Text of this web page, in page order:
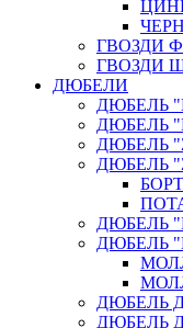
ГВОЗДИ
ГВОЗДИ
ДЮБЕЛИ
ДЮБЕЛЬ
ДЮБЕЛЬ
ДЮБЕЛЬ
ДЮБЕЛЬ
ДЮБЕЛЬ
ДЮБЕЛЬ
ДЮБЕЛЬ
ДЮБЕЛЬ